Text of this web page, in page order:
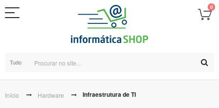
0
Tudo
Início Hardware Infraestrutura de TI